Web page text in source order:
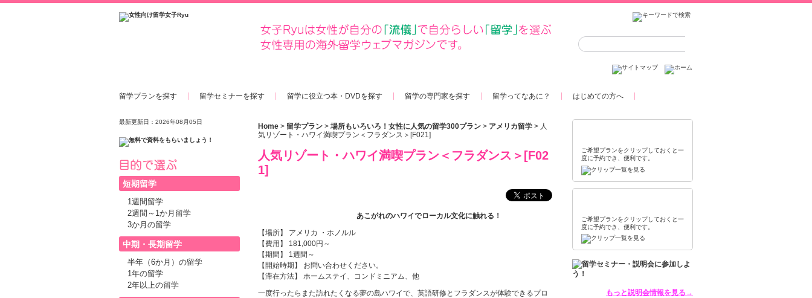
留学プランを探す 留学セミナーを探す 留学に役立つ本・DVDを探す 留学の専門家を探す 留学ってなあに？ はじめての方へ
最新更新日：2026年08月05日
短期留学
1週間留学
2週間～1か月留学
3か月の留学
中期・長期留学
半年（6か月）の留学
1年の留学
2年以上の留学
Home > 留学プラン > 場所もいろいろ！女性に人気の留学300プラン > アメリカ留学 > 人
気リゾート・ハワイ満喫プラン＜フラダンス＞[F021]
人気リゾート・ハワイ満喫プラン＜フラダンス＞[F02
1]
あこがれのハワイでローカル文化に触れる！
【場所】 アメリカ ・ホノルル
【費用】 181,000円～
【期間】 1週間～
【開始時期】 お問い合わせください。
【滞在方法】 ホームステイ、コンドミニアム、他
一度行ったらまた訪れたくなる夢の島ハワイで、英語研修とフラダンスが体験できるプロ
ご希望プランをクリップしておくと一
度に予約でき、便利です。
ご希望プランをクリップしておくと一
度に予約でき、便利です。
もっと説明会情報を見る→